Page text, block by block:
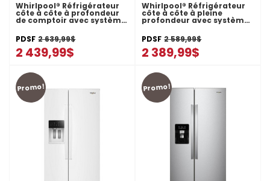
Whirlpool® Réfrigérateur
côte à côte à profondeur
de comptoir avec système
de refroidissement
TruCool™ - 36 pi cu
WRSC5536RV
PDSF 2 639,99$
2 439,99$
Whirlpool® Réfrigérateur
côte à côte à pleine
profondeur avec système
de refroidissement
TruCool™ - 36 pi cu
WRSF5536RB
PDSF 2 589,99$
2 389,99$
Promo! Promo!